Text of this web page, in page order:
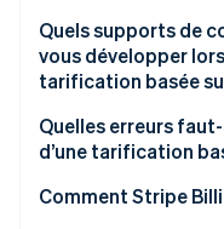
Les nouveaux
Étape suivante :
Déploiement
Assurez une
comptes les plus à
Quels supports de
vous développer
tarification basée
L’e-mail d’annonce
Votre CSM et votre
Quelles erreurs
d’une tarification
Comment Stripe